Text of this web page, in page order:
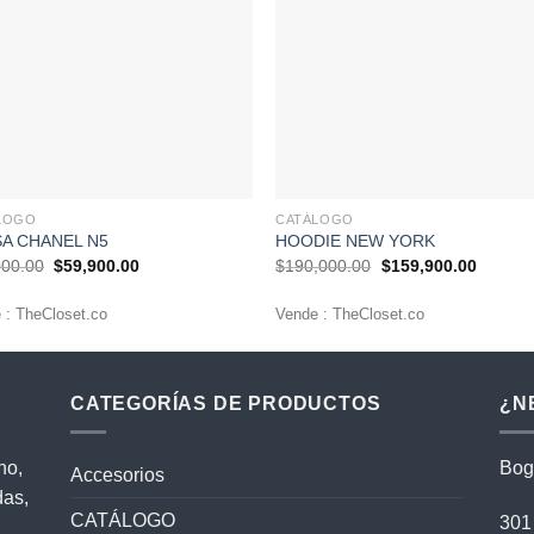
CHANEL N5
El
era:
$59,900.00
: TheCloset.co
CATÁLOGO
HOODIE NEW YORK
$190,000.00 El
era:
$159,900.00El
Vende : TheCloset.co
CATEGORÍAS DE PRODUCTOS
Accesorios
CATÁLOGO